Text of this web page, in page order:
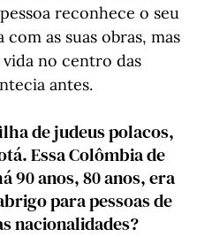
reconhece o seu
as suas obras, mas
no centro das
antes.
de judeus polacos,
Essa Colômbia de
90 anos, 80 anos, era
para pessoas de
nacionalidades?